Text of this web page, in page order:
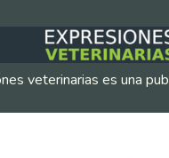
veterinarias es una